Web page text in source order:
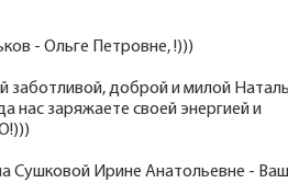
- Ольге Петровне, !)))
заботливой, доброй и милой
нас заряжаете своей энергией и
Сушковой Ирине Анатольевне -